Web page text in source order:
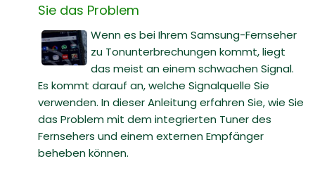
Sie das Problem
Wenn es bei Ihrem Samsung-Fernseher
zu Tonunterbrechungen kommt, liegt
das meist an einem schwachen Signal.
Es kommt darauf an, welche Signalquelle Sie
verwenden. In dieser Anleitung erfahren Sie, wie Sie
das Problem mit dem integrierten Tuner des
Fernsehers und einem externen Empfänger
beheben können.